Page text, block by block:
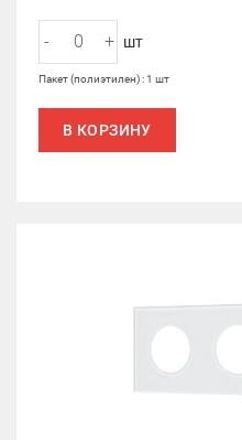
- + шт
Пакет (полиэтилен) : 1 шт
В КОРЗИНУ